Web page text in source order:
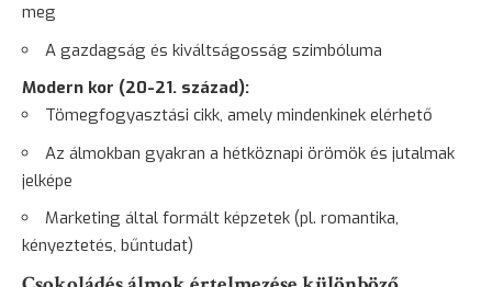
meg
A gazdagság és kiváltságosság szimbóluma
Modern kor (20-21. század):
Tömegfogyasztási cikk, amely mindenkinek elérhető
Az álmokban gyakran a hétköznapi örömök és jutalmak
jelképe
Marketing által formált képzetek (pl. romantika,
kényeztetés, bűntudat)